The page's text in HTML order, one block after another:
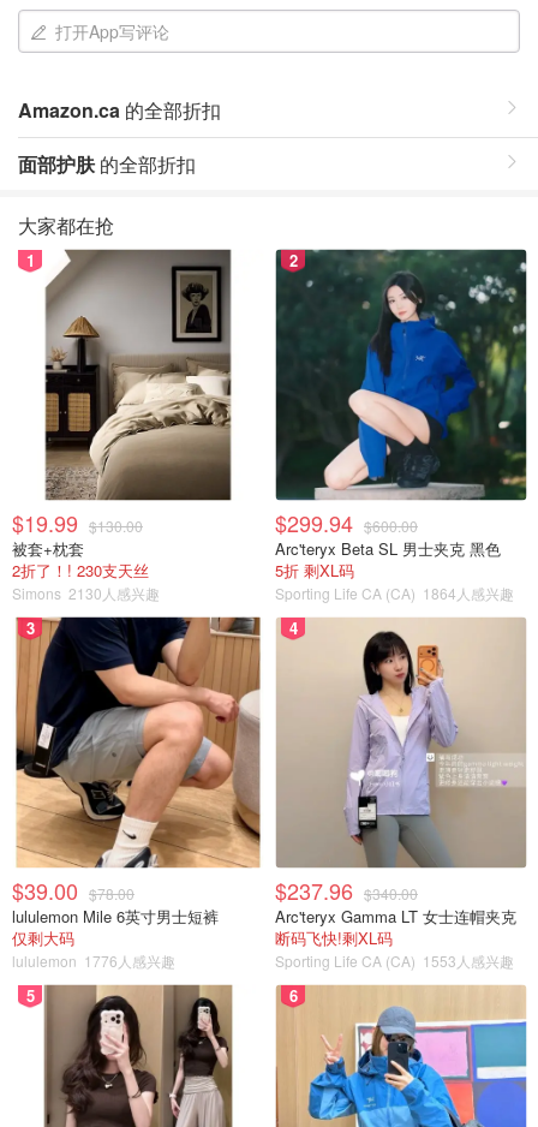
打开App写评论
Amazon.ca 的全部折扣
面部护肤的全部折扣
大家都在抢
1
$19.99 $130.00
被套+枕套
2折了！! 230支天丝
Simons 2130人感兴趣
2
$299.94 $600.00
Arc'teryx Beta SL 男士夹克 黑色
5折 剩XL码
Sporting Life CA (CA) 1864人感兴趣
3
$39.00 $78.00
lululemon Mile 6英寸男士短裤
仅剩大码
lululemon 1776人感兴趣
4
$237.96 $340.00
Arc'teryx Gamma LT 女士连帽夹克
断码飞快!剩XL码
Sporting Life CA (CA) 1553人感兴趣
5 6